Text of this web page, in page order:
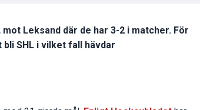
Leksand där de har 3-2 i matcher. För
SHL i vilket fall hävdar